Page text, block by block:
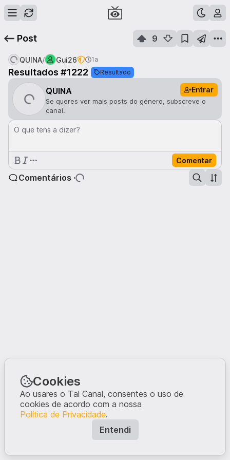
Post 9
QUINA/ Gui26 1a
Resultados #1222 Resultado
QUINA Entrar
Se queres ver mais posts do género, subscreve o
canal.
O que tens a dizer?
Comentar
Comentários ·
Cookies
Ao usares o Tal Canal, consentes o uso de
cookies de acordo com a nossa
Política de Privacidade.
Entendi